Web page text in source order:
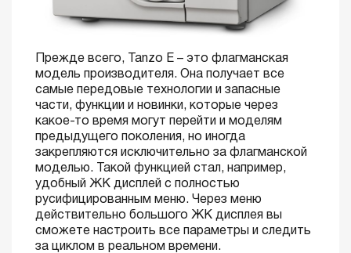
Прежде всего, Tanzo E – это флагманская
модель производителя. Она получает все
самые передовые технологии и запасные
части, функции и новинки, которые через
какое-то время могут перейти и моделям
предыдущего поколения, но иногда
закрепляются исключительно за флагманской
моделью. Такой функцией стал, например,
удобный ЖК дисплей с полностью
русифицированным меню. Через меню
действительно большого ЖК дисплея вы
сможете настроить все параметры и следить
за циклом в реальном времени.